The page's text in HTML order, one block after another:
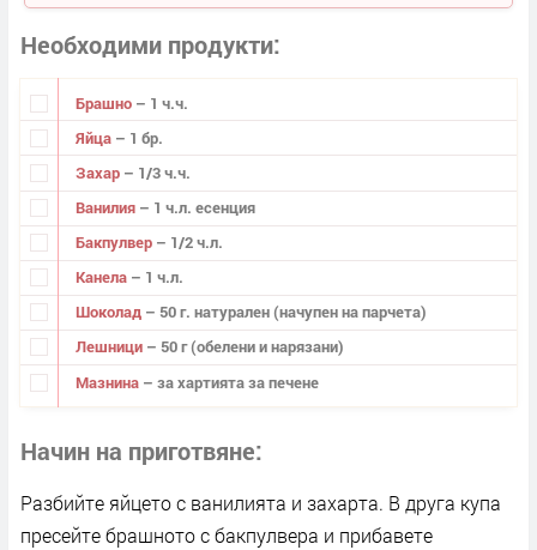
Необходими продукти
Брашно – 1 ч.ч.
Яйца – 1 бр.
Захар – 1/3 ч.ч.
Ванилия – 1 ч.л. есенция
Бакпулвер – 1/2 ч.л.
Канела – 1 ч.л.
Шоколад – 50 г. натурален (начупен на парчета)
Лешници – 50 г (обелени и нарязани)
Мазнина – за хартията за печене
Начин на приготвяне
Разбийте яйцето с ванилията и захарта. В друга купа
пресейте брашното с бакпулвера и прибавете